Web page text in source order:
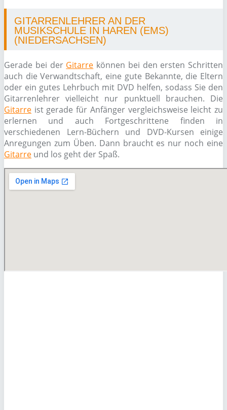
GITARRENLEHRER AN DER
MUSIKSCHULE IN HAREN (EMS)
(NIEDERSACHSEN)
Gerade bei der Gitarre können bei den ersten Schritten
auch die Verwandtschaft, eine gute Bekannte, die Eltern
oder ein gutes Lehrbuch mit DVD helfen, sodass Sie den
Gitarrenlehrer vielleicht nur punktuell brauchen. Die
Gitarre ist gerade für Anfänger vergleichsweise leicht zu
erlernen und auch Fortgeschrittene finden in
verschiedenen Lern-Büchern und DVD-Kursen einige
Anregungen zum Üben. Dann braucht es nur noch eine
Gitarre und los geht der Spaß.